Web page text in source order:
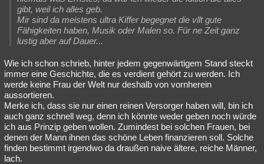
gibt, weil ich alles geb.
Mir sind da meistens ultra Kiffer begegnet die vllt gute
Fähigkeiten haben, Musik oder Malen so. Für ne Zeit ganz
lustig aber auf Dauer...
Wie ich schon schrieb, hinter jedem gegenwärtigem Stand steckt
immer eine Geschichte, die es verdient gehört zu werden. Ich
werde keine Frau der Welt nur deshalb von vornherein
aussortieren.
Merke ich, dass sie nur einen reinen Versorger haben will, bin ich
auch ganz schnell weg, denn ich könnte weder geben noch würde
ich aus Prinzip geben wollen. Zumindest bei solchen Frauen, bei
denen der Mann ihnen das schöne Leben finanzieren soll. Solche
finden bestimmt irgendwo da draußen naive ältere, reiche Männer,
lach.